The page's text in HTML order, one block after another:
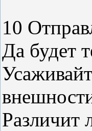
10
Да будет
Различит